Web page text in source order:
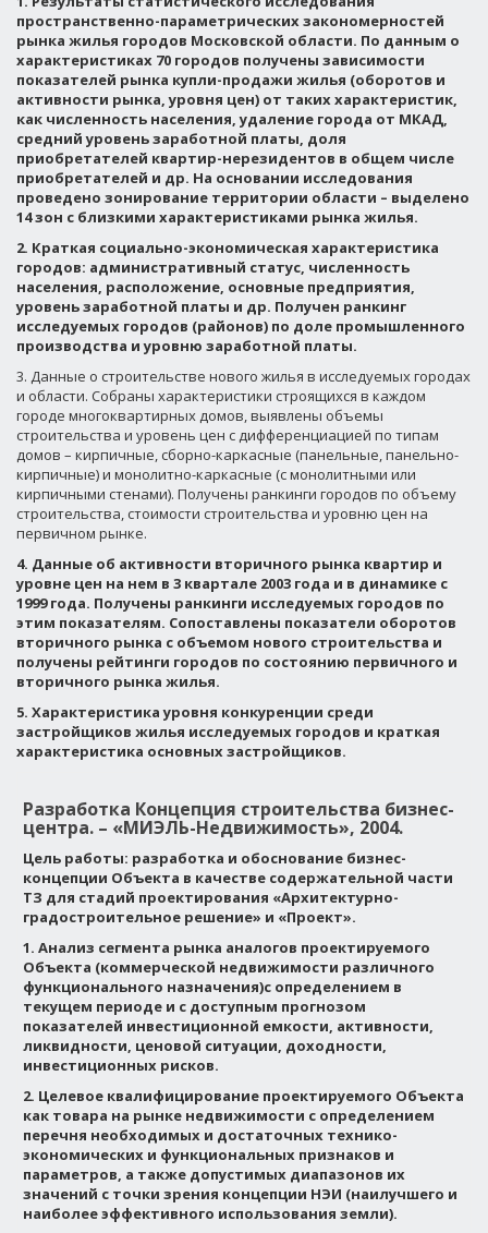
пространственно-параметрических закономерностей
рынка жилья городов Московской области. По данным о
характеристиках 70 городов получены зависимости
показателей рынка купли-продажи жилья (оборотов и
активности рынка, уровня цен) от таких характеристик,
как численность населения, удаление города от МКАД,
средний уровень заработной платы, доля
приобретателей квартир-нерезидентов в общем числе
приобретателей и др. На основании исследования
проведено зонирование территории области – выделено
14 зон с близкими характеристиками рынка жилья.
2. Краткая социально-экономическая характеристика
городов: административный статус, численность
населения, расположение, основные предприятия,
уровень заработной платы и др. Получен ранкинг
исследуемых городов (районов) по доле промышленного
производства и уровню заработной платы.
3. Данные о строительстве нового жилья в исследуемых городах
и области. Собраны характеристики строящихся в каждом
городе многоквартирных домов, выявлены объемы
строительства и уровень цен с дифференциацией по типам
домов – кирпичные, сборно-каркасные (панельные, панельно-
кирпичные) и монолитно-каркасные (с монолитными или
кирпичными стенами). Получены ранкинги городов по объему
строительства, стоимости строительства и уровню цен на
первичном рынке.
4. Данные об активности вторичного рынка квартир и
уровне цен на нем в 3 квартале 2003 года и в динамике с
1999 года. Получены ранкинги исследуемых городов по
этим показателям. Сопоставлены показатели оборотов
вторичного рынка с объемом нового строительства и
получены рейтинги городов по состоянию первичного и
вторичного рынка жилья.
5. Характеристика уровня конкуренции среди
застройщиков жилья исследуемых городов и краткая
характеристика основных застройщиков.
Разработка Концепция строительства бизнес-
центра. – «МИЭЛЬ-Недвижимость», 2004.
Цель работы: разработка и обоснование бизнес-
концепции Объекта в качестве содержательной части
ТЗ для стадий проектирования «Архитектурно-
градостроительное решение» и «Проект».
1. Анализ сегмента рынка аналогов проектируемого
Объекта (коммерческой недвижимости различного
функционального назначения)с определением в
текущем периоде и с доступным прогнозом
показателей инвестиционной емкости, активности,
ликвидности, ценовой ситуации, доходности,
инвестиционных рисков.
2. Целевое квалифицирование проектируемого Объекта
как товара на рынке недвижимости с определением
перечня необходимых и достаточных технико-
экономических и функциональных признаков и
параметров, а также допустимых диапазонов их
значений с точки зрения концепции НЭИ (наилучшего и
наиболее эффективного использования земли).